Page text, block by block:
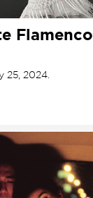
Flamenco
25, 2024.